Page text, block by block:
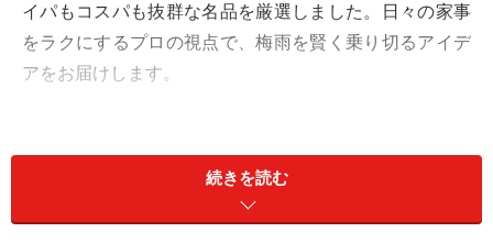
イパもコスパも抜群な名品を厳選しました。日々の家事
をラクにするプロの視点で、梅雨を賢く乗り切るアイデ
アをお届けします。
（キャンドゥ・セリア）
続きを読む